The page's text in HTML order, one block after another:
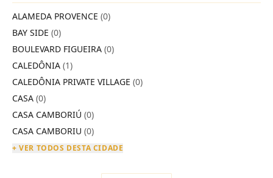
ALAMEDA PROVENCE (0)
BAY SIDE (0)
BOULEVARD FIGUEIRA (0)
CALEDÔNIA (1)
CALEDÔNIA PRIVATE VILLAGE (0)
CASA (0)
CASA CAMBORIÚ (0)
CASA CAMBORIU (0)
+ VER TODOS DESTA CIDADE